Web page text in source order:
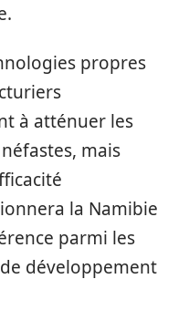
propres
à atténuer les
mais
la Namibie
parmi les
développement